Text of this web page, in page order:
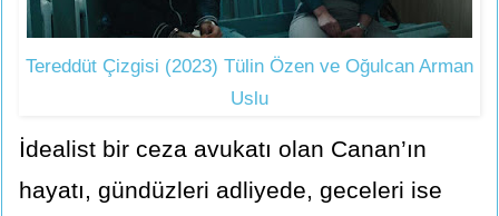
Tereddüt Çizgisi (2023) Tülin Özen ve Oğulcan Arman
Uslu
İdealist bir ceza avukatı olan Canan’ın
hayatı, gündüzleri adliyede, geceleri ise